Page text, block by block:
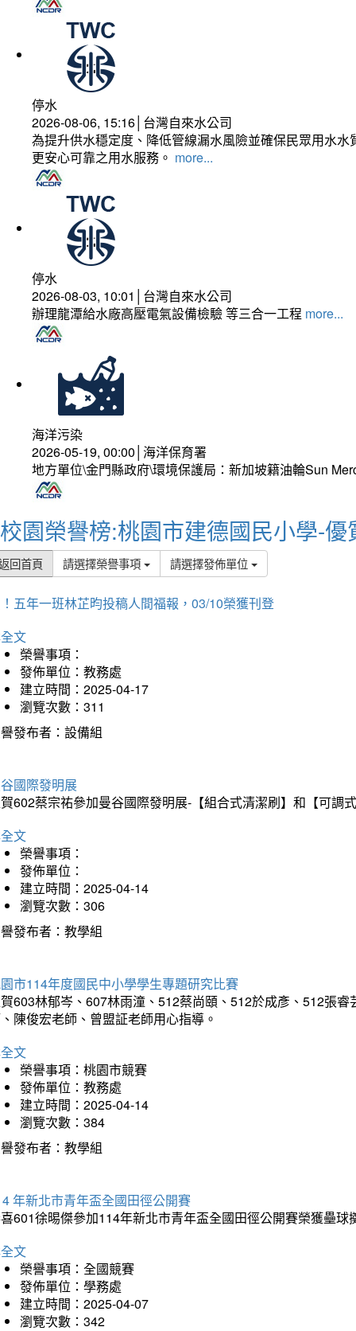
停水
2026-08-06, 15:16│台灣自來水公司
為提升供水穩定度、降低管線漏水風險並確保民眾用水
更安心可靠之用水服務。 more...
停水
2026-08-03, 10:01│台灣自來水公司
辦理龍潭給水廠高壓電氣設備檢驗 等三合一工程 more...
海洋污染
2026-05-19, 00:00│海洋保育署
地方單位\金門縣政府\環境保護局：新加坡籍油輪Sun
校園榮譽榜:桃園市建德國民小學-優
回首頁 請選擇榮譽事項 請選擇發佈單位
五年一班林芷昀投稿人間福報，03/10榮獲刊登
文
榮譽事項：
發佈單位：教務處
建立時間：2025-04-17
瀏覽次數：311
發布者：設備組
國際發明展
602蔡宗祐參加曼谷國際發明展-【組合式清潔刷】和【可調
文
榮譽事項：
發佈單位：
建立時間：2025-04-14
瀏覽次數：306
發布者：教學組
市114年度國民中小學學生專題研究比賽
603林郁岑、607林雨潼、512蔡尚頤、512於成彥、512張
陳俊宏老師、曾盟証老師用心指導。
文
榮譽事項：桃園市競賽
發佈單位：教務處
建立時間：2025-04-14
瀏覽次數：384
發布者：教學組
年新北市青年盃全國田徑公開賽
601徐晹傑參加114年新北市青年盃全國田徑公開賽榮獲壘
文
榮譽事項：全國競賽
發佈單位：學務處
建立時間：2025-04-07
瀏覽次數：342